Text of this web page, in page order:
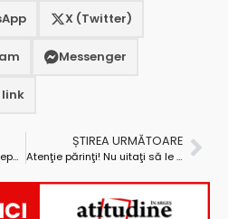
X (Twitter)
Messenger
PD-L plăteşte angajările neperformante făcute de PNL, în Sănătate
ȘTIREA URMĂTOARE
Atenţie părinţi! Nu uitaţi să le faceţi paşapoarte copiilor chiar dacă plecaţi în spaţiul U.E.!